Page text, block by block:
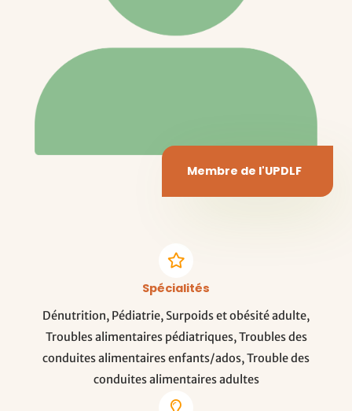
Membre de l'UPDLF
Spécialités
Dénutrition, Pédiatrie, Surpoids et obésité adulte,
Troubles alimentaires pédiatriques, Troubles des
conduites alimentaires enfants/ados, Trouble des
conduites alimentaires adultes